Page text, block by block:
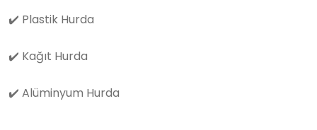
✔️ Plastik Hurda
✔️ Kağıt Hurda
✔️ Alüminyum Hurda